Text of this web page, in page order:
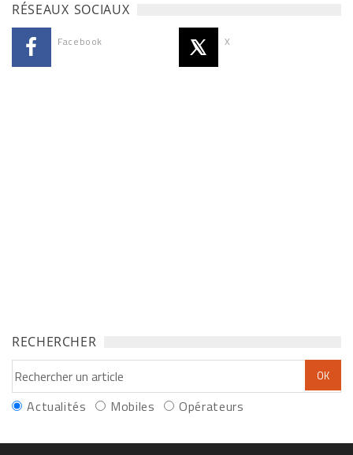
RÉSEAUX SOCIAUX
Facebook X
RECHERCHER
Actualités Mobiles Opérateurs